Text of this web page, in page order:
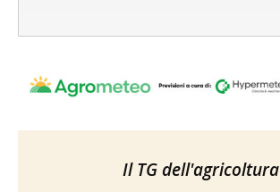
Il TG dell'agricoltura